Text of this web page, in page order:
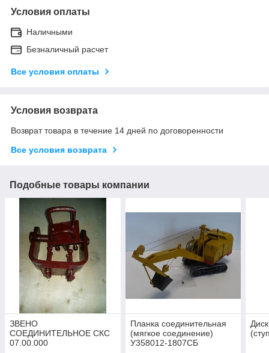
Условия оплаты
Наличными
Безналичный расчет
Все условия оплаты
Условия возврата
Возврат товара в течение 14 дней по договоренности
Все условия возврата
Подобные товары компании
ЗВЕНО
СОЕДИНИТЕЛЬНОЕ СКС
07.00.000
Планка соединительная
(мягкое соединение)
У358012-1807СБ